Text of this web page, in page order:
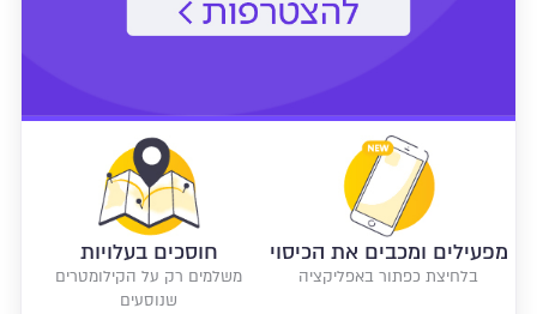
מפעילים ומכבים את הכיסוי
בלחיצת כפתור באפליקציה
חוסכים בעלויות
משלמים רק על הקילומטרים
שנוסעים